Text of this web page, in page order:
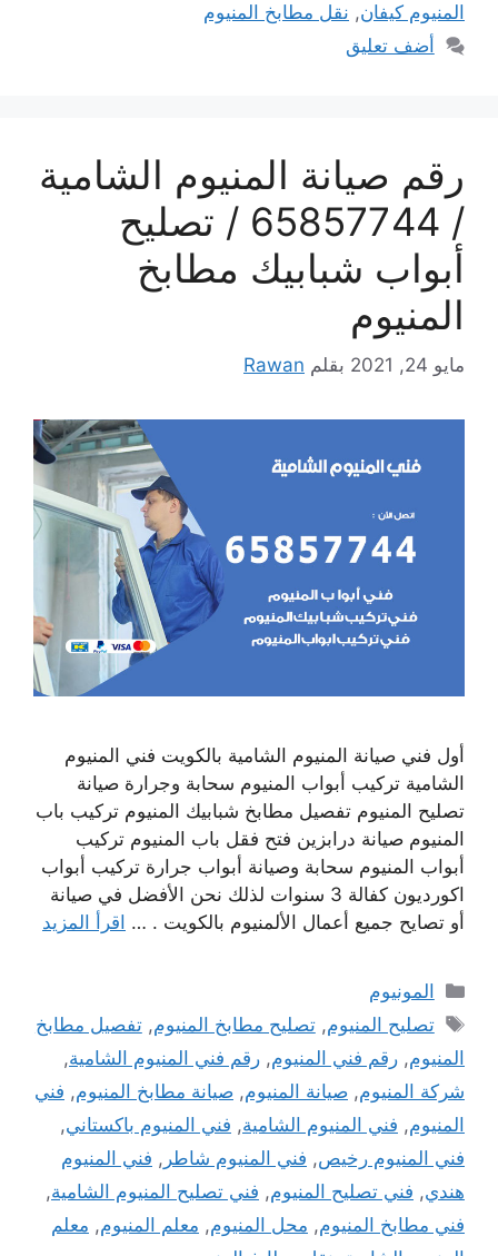
المنيوم كيفان, نقل مطابخ المنيوم
أضف تعليق
رقم صيانة المنيوم الشامية
/ 65857744 / تصليح
أبواب شبابيك مطابخ
المنيوم
مايو 24, 2021 بقلم Rawan
أول فني صيانة المنيوم الشامية بالكويت فني المنيوم
الشامية تركيب أبواب المنيوم سحابة وجرارة صيانة
تصليح المنيوم تفصيل مطابخ شبابيك المنيوم تركيب باب
المنيوم صيانة درابزين فتح فقل باب المنيوم تركيب
أبواب المنيوم سحابة وصيانة أبواب جرارة تركيب أبواب
اكورديون كفالة 3 سنوات لذلك نحن الأفضل في صيانة
أو تصايح جميع أعمال الألمنيوم بالكويت . … اقرأ المزيد
التصنيفات
المونيوم
الوسوم
تصليح المنيوم,تصليح مطابخ المنيوم,تفصيل مطابخ
المنيوم, رقم فني المنيوم, رقم فني المنيوم الشامية,
شركة المنيوم, صيانة المنيوم, صيانة مطابخ المنيوم, فني
المنيوم, فني المنيوم الشامية, فني المنيوم باكستاني,
فني المنيوم رخيص, فني المنيوم شاطر , فني المنيوم
هندي, فني تصليح المنيوم, فني تصليح المنيوم الشامية,
فني مطابخ المنيوم, محل المنيوم, معلم المنيوم, معلم